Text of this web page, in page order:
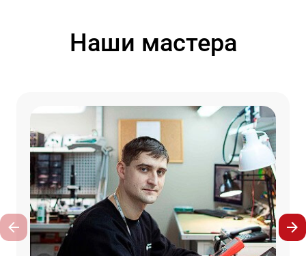
Наши мастера